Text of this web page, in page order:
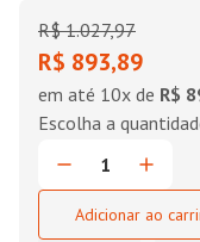
R$ 1.027,97
R$ 893,89
em até 10x de R$
Adicionar ao